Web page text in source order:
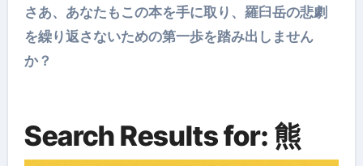
さあ、あなたもこの本を手に取り、羅臼岳の悲劇
を繰り返さないための第一歩を踏み出しません
か？
Search Results for: 熊